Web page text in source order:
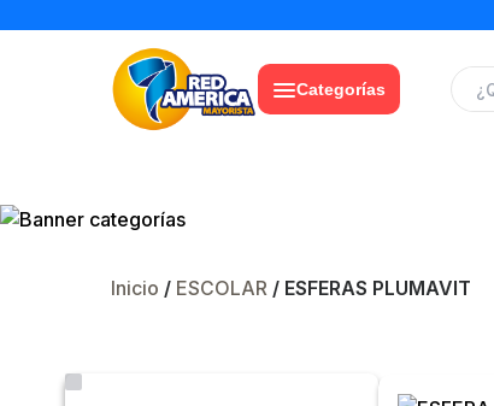
Categorías
Inicio / ESCOLAR / ESFERAS PLUMAVIT